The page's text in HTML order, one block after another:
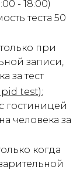
- 18:00)
теста 50
при
записи,
за тест
test):
гостиницей
человека за
когда